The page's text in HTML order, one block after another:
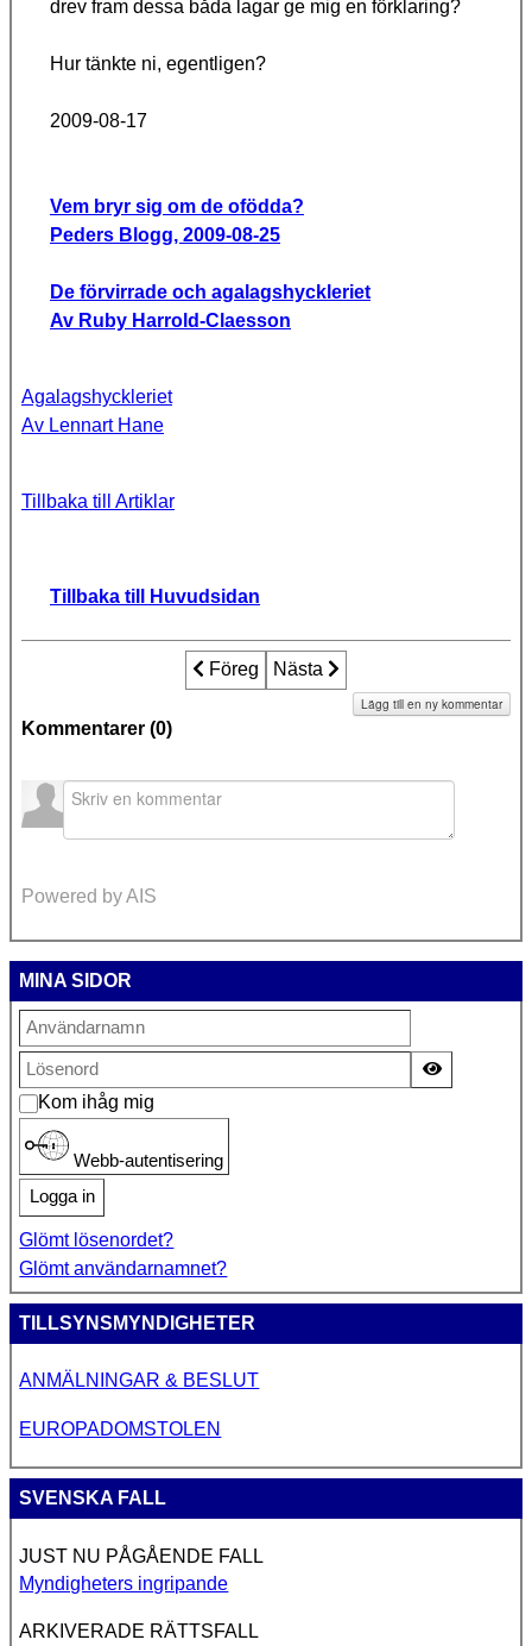
drev fram dessa båda lagar ge mig en förklaring?
Hur tänkte ni, egentligen?
2009-08-17
Vem bryr sig om de ofödda?
Peders Blogg, 2009-08-25
De förvirrade och agalagshyckleriet
Av Ruby Harrold-Claesson
Agalagshyckleriet
Av Lennart Hane
Tillbaka till Artiklar
Tillbaka till Huvudsidan
Föregående artikel: Barnet och
Föreg Nästa artikel: Barn smittades
Nästa
Kommentarer (0)
Lägg till en ny kommentar
Powered by AIS
MINA SIDOR
Kom ihåg mig
Webb-autentisering
Logga in
Glömt lösenordet?
Glömt användarnamnet?
TILLSYNSMYNDIGHETER
ANMÄLNINGAR & BESLUT
EUROPADOMSTOLEN
SVENSKA FALL
JUST NU PÅGÅENDE FALL
Myndigheters ingripande
ARKIVERADE RÄTTSFALL